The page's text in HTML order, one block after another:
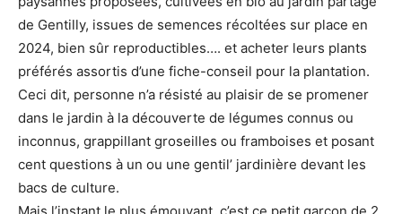
de Gentilly, issues de semences récoltées sur place en
2024, bien sûr reproductibles…. et acheter leurs plants
préférés assortis d’une fiche-conseil pour la plantation.
Ceci dit, personne n’a résisté au plaisir de se promener
dans le jardin à la découverte de légumes connus ou
inconnus, grappillant groseilles ou framboises et posant
cent questions à un ou une gentil’ jardinière devant les
bacs de culture.
Mais l’instant le plus émouvant, c’est ce petit garçon de 2